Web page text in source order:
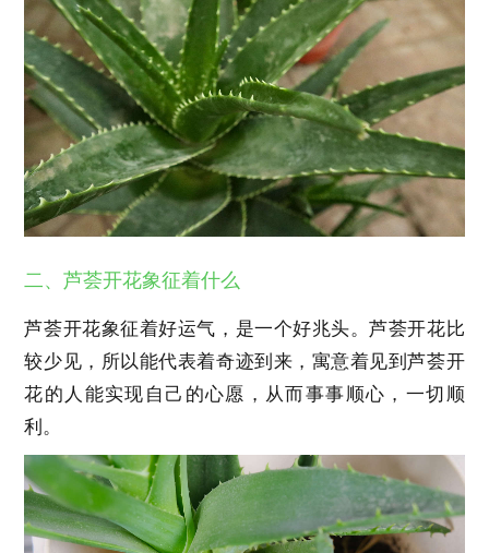
二、芦荟开花象征着什么
芦荟开花象征着好运气，是一个好兆头。芦荟开花比
较少见，所以能代表着奇迹到来，寓意着见到芦荟开
花的人能实现自己的心愿，从而事事顺心，一切顺
利。